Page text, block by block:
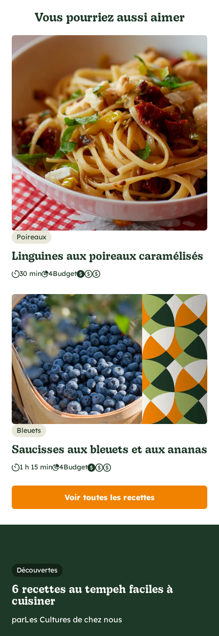
Vous pourriez aussi aimer
Poireaux
Linguines aux poireaux caramélisés
30 min 4Budget
Bleuets
Saucisses aux bleuets et aux ananas
1 h 15 min 4Budget
Voir toutes les recettes
Découvertes
6 recettes au tempeh faciles à
cuisiner
parLes Cultures de chez nous